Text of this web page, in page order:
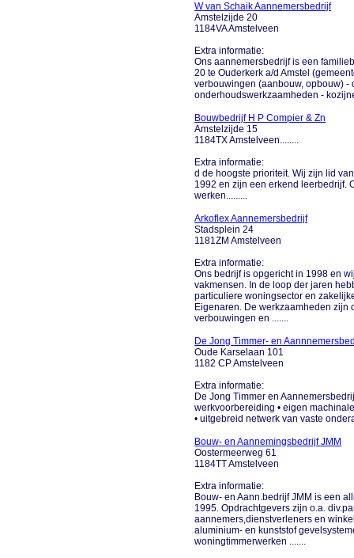
W van Schaik Aannemersbedrijf
Amstelzijde 20
1184VA Amstelveen
Extra informatie:
Ons aannemersbedrijf is een
20 te Ouderkerk a/d Amstel
verbouwingen (aanbouw, opbouw)
onderhoudswerkzaamheden -
Bouwbedrijf H P Compier & Zn
Amstelzijde 15
1184TX Amstelveen........
Extra informatie:
d de hoogste prioriteit. Wij zijn lid
1992 en zijn een erkend leerbedrijf.
werken.........
Arkoflex Aannemersbedrijf
Stadsplein 24
1181ZM Amstelveen
Extra informatie:
Ons bedrijf is opgericht in 1998 en
vakmensen. In de loop der jaren
particuliere woningsector en
Eigenaren. De werkzaamheden zijn
verbouwingen en .......
De Jong Timmer- en
Oude Karselaan 101
1182 CP Amstelveen
Extra informatie:
De Jong Timmer en
werkvoorbereiding • eigen
• uitgebreid netwerk van vaste
Bouw- en Aannemingsbedrijf JMM
Oostermeerweg 61
1184TT Amstelveen
Extra informatie:
Bouw- en Aann.bedrijf JMM is een
1995. Opdrachtgevers zijn o.a.
aannemers,dienstverleners en
aluminium- en kunststof
woningtimmerwerken .......